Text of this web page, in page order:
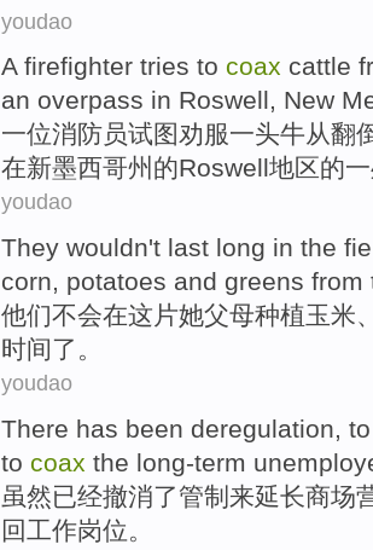
youdao
A firefighter tries to coax cattle
an overpass in Roswell, New
一位消防员试图劝服一头牛从翻
在新墨西哥州的Roswell地区的
youdao
They wouldn't last long in the
corn, potatoes and greens from
他们不会在这 片她父母种植玉米
时间了。
youdao
There has been deregulation, to
to coax the long-term
虽然已经撤消了管制 来延长商场
回工作岗位。